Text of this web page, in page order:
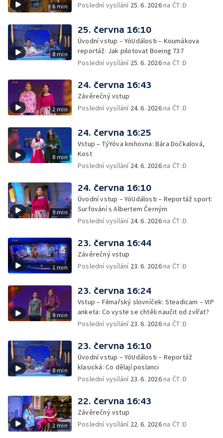
6 min
Poslední vysílání 25. 6. 2026na ČT :D
8 min
25. června 16:10
Úvodní vstup – YóUdálosti – Koumákova
reportáž: Jak pilotovat Boeing 737
Poslední vysílání 25. 6. 2026na ČT :D
2 min
24. června 16:43
Závěrečný vstup
Poslední vysílání 24. 6. 2026na ČT :D
8 min
24. června 16:25
Vstup – TýYóva knihovna: Bára Dočkalová,
Kost
Poslední vysílání 24. 6. 2026na ČT :D
9 min
24. června 16:10
Úvodní vstup – YóUdálosti – Reportáž sport:
Surfování s Albertem Černým
Poslední vysílání 24. 6. 2026na ČT :D
1 min
23. června 16:44
Závěrečný vstup
Poslední vysílání 23. 6. 2026na ČT :D
9 min
23. června 16:24
Vstup – Filmařský slovníček: Steadicam – VIP
anketa: Co vyste se chtěli naučit od zvířat?
Poslední vysílání 23. 6. 2026na ČT :D
8 min
23. června 16:10
Úvodní vstup – YóUdálosti – Reportáž
klasická: Co dělají poslanci
Poslední vysílání 23. 6. 2026na ČT :D
2 min
22. června 16:43
Závěrečný vstup
Poslední vysílání 22. 6. 2026na ČT :D